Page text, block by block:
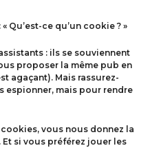
Qu’est-ce qu’un cookie ? »
: ils se souviennent
proposer la même pub en
agaçant). Mais rassurez-
espionner, mais pour rendre
vous nous donnez la
si vous préférez jouer les